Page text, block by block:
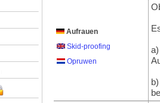
Aufrauen
Skid-proofing
Opruwen